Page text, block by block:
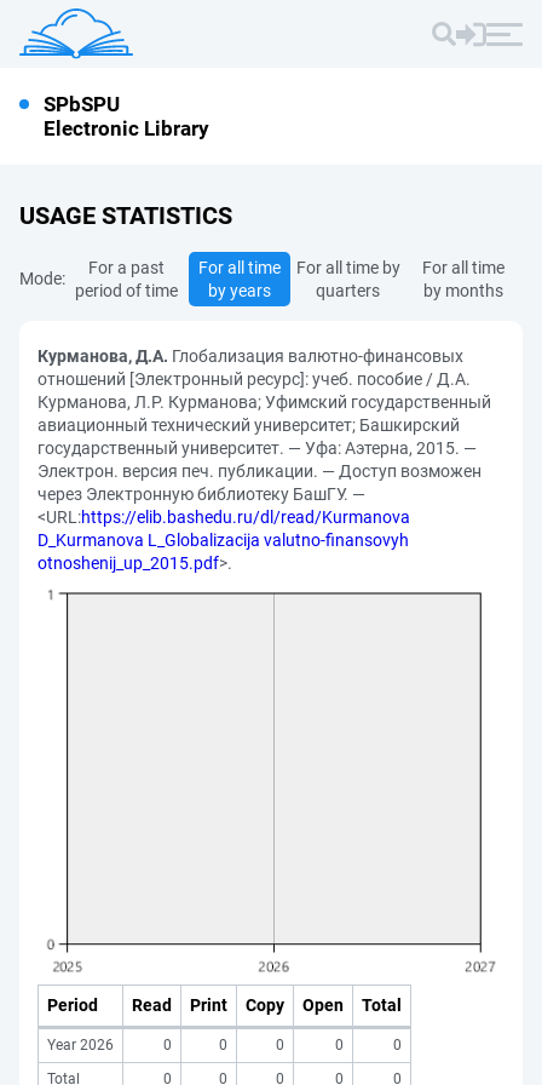
SPbSPU
Electronic Library
USAGE STATISTICS
Mode:
For a past
period of time
For all time
by years
For all time by
quarters
For all time
by months
Курманова, Д.А. Глобализация валютно-финансовых
отношений [Электронный ресурс]: учеб. пособие / Д.А.
Курманова, Л.Р. Курманова; Уфимский государственный
авиационный технический университет; Башкирский
государственный университет. — Уфа: Аэтерна, 2015. —
Электрон. версия печ. публикации. — Доступ возможен
через Электронную библиотеку БашГУ. —
<URL:https://elib.bashedu.ru/dl/read/Kurmanova
D_Kurmanova L_Globalizacija valutno-finansovyh
otnoshenij_up_2015.pdf>.
Period Read Print Copy Open Total
Year 2026 0 0 0 0
0
Total
0 0 0 0 0